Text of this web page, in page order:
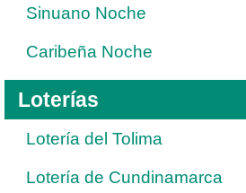
Sinuano Noche
Caribeña Noche
Loterías
Lotería del Tolima
Lotería de Cundinamarca